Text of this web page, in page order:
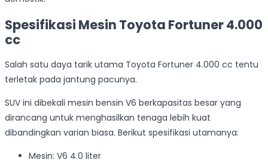
Spesifikasi Mesin Toyota Fortuner 4.000
cc
Salah satu daya tarik utama Toyota Fortuner 4.000 cc tentu
terletak pada jantung pacunya.
SUV ini dibekali mesin bensin V6 berkapasitas besar yang
dirancang untuk menghasilkan tenaga lebih kuat
dibandingkan varian biasa. Berikut spesifikasi utamanya:
Mesin: V6 4.0 liter